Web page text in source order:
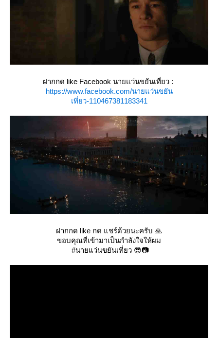
ฝากกด like Facebook นายแว่นขยันเที่ยว :
https://www.facebook.com/นายแว่นขยัน
เที่ยว-110467381183341
ฝากกด like กด แชร์ด้วยนะครับ 🙏
ขอบคุณที่เข้ามาเป็นกำลังใจให้ผม
#นายแว่นขยันเที่ยว 😎📷